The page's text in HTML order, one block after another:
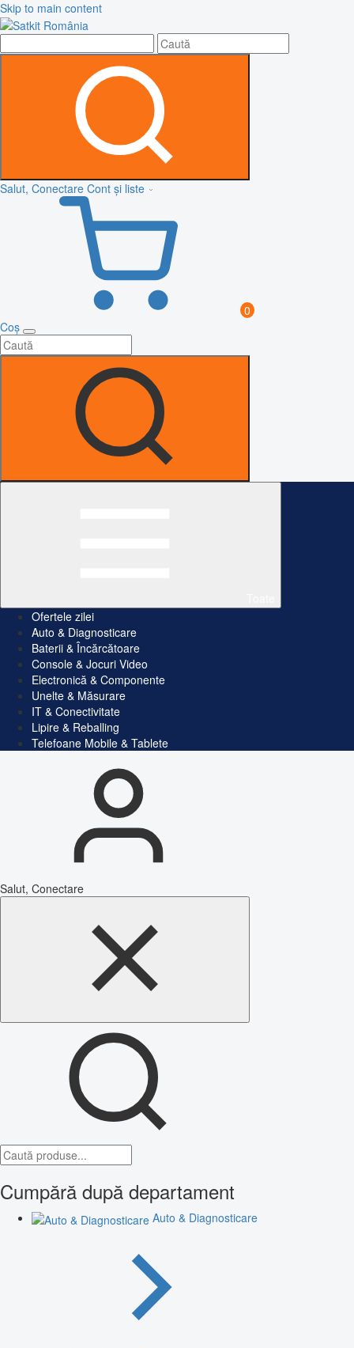
Skip to main content
Salut, Conectare Cont și liste
0
Coș
Ofertele zilei
Auto & Diagnosticare
Baterii & Încărcătoare
Console & Jocuri Video
Electronică & Componente
Unelte & Măsurare
IT & Conectivitate
Lipire & Reballing
Telefoane Mobile & Tablete
Salut, Conectare
Cumpără după departament
Auto & Diagnosticare